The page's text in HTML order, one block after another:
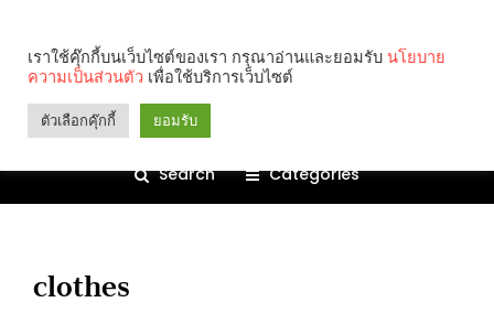
Search Categories
clothes
เราใช้คุ๊กกี้บนเว็บไซต์ของเรา กรุณาอ่านและยอมรับ นโยบาย
ความเป็นส่วนตัว เพื่อใช้บริการเว็บไซต์
ตัวเลือกคุ๊กกี้ ยอมรับ